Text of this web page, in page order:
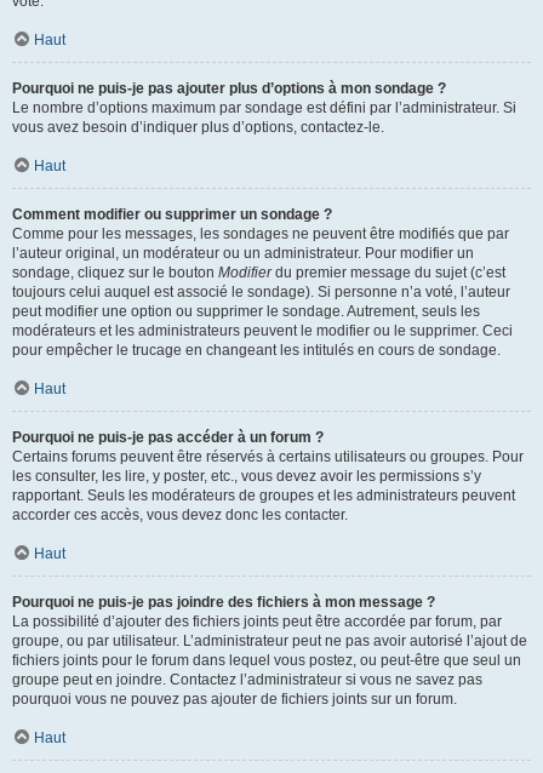
Haut
Pourquoi ne puis-je pas ajouter plus d’options à mon sondage ?
Le nombre d’options maximum par sondage est défini par l’administrateur. Si
vous avez besoin d’indiquer plus d’options, contactez-le.
Haut
Comment modifier ou supprimer un sondage ?
Comme pour les messages, les sondages ne peuvent être modifiés que par
l’auteur original, un modérateur ou un administrateur. Pour modifier un
sondage, cliquez sur le bouton Modifierdu premier message du sujet (c’est
toujours celui auquel est associé le sondage). Si personne n’a voté, l’auteur
peut modifier une option ou supprimer le sondage. Autrement, seuls les
modérateurs et les administrateurs peuvent le modifier ou le supprimer. Ceci
pour empêcher le trucage en changeant les intitulés en cours de sondage.
Haut
Pourquoi ne puis-je pas accéder à un forum ?
Certains forums peuvent être réservés à certains utilisateurs ou groupes. Pour
les consulter, les lire, y poster, etc., vous devez avoir les permissions s’y
rapportant. Seuls les modérateurs de groupes et les administrateurs peuvent
accorder ces accès, vous devez donc les contacter.
Haut
Pourquoi ne puis-je pas joindre des fichiers à mon message ?
La possibilité d’ajouter des fichiers joints peut être accordée par forum, par
groupe, ou par utilisateur. L’administrateur peut ne pas avoir autorisé l’ajout de
fichiers joints pour le forum dans lequel vous postez, ou peut-être que seul un
groupe peut en joindre. Contactez l’administrateur si vous ne savez pas
pourquoi vous ne pouvez pas ajouter de fichiers joints sur un forum.
Haut